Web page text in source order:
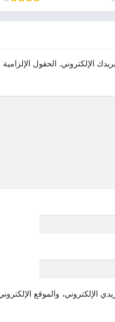
الإلكتروني. الحقول الإلزامية
الإلكتروني، والموقع